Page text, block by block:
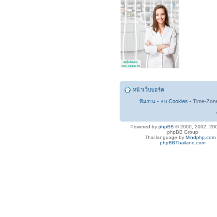
หน้าเว็บบอร์ด
ทีมงาน • ลบ Cookies • Time-
Powered by phpBB © 2000, 2002,
phpBB Group
Thai language by Mindphp.com
phpBBThailand.com